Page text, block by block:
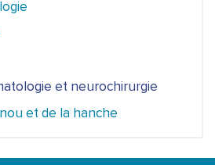
et neurochirurgie
et de la hanche